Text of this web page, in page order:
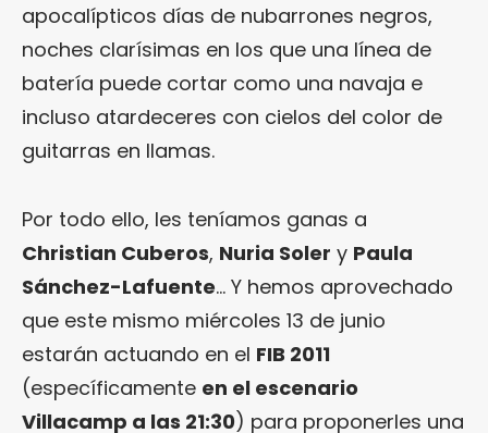
apocalípticos días de nubarrones negros,
noches clarísimas en los que una línea de
batería puede cortar como una navaja e
incluso atardeceres con cielos del color de
guitarras en llamas.
Por todo ello, les teníamos ganas a
Christian Cuberos, Nuria Soler y Paula
Sánchez-Lafuente… Y hemos aprovechado
que este mismo miércoles 13 de junio
estarán actuando en el FIB 2011
(específicamente en el escenario
Villacamp a las 21:30) para proponerles una